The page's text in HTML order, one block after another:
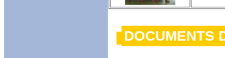
DOCUMENTS